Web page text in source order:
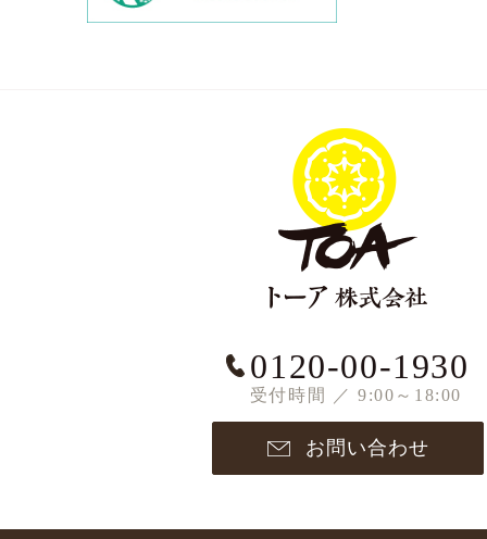
0120-00-1930
受付時間 ／ 9:00～18:00
お問い合わせ